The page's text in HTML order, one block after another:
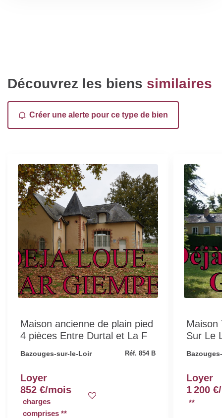
Découvrez les biens similaires
Créer une alerte pour ce type de bien
Maison ancienne de plain pied
4 pièces Entre Durtal et La F
Bazouges-sur-le-Loir Réf. 854 B
Loyer
852 €/mois
charges
comprises **
Maison
Sur Le
Loyer
1 200
**